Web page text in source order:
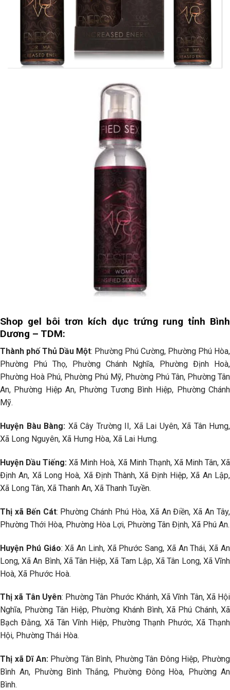
Shop gel bôi trơn kích dục trứng rung tỉnh Bình
Dương – TDM:
Thành phố Thủ Dầu Một: Phường Phú Cường, Phường Phú Hòa,
Phường Phú Thọ, Phường Chánh Nghĩa, Phường Định Hoà,
Phường Hoà Phú, Phường Phú Mỹ, Phường Phú Tân, Phường Tân
An, Phường Hiệp An, Phường Tương Bình Hiệp, Phường Chánh
Mỹ.
Huyện Bàu Bàng: Xã Cây Trường II, Xã Lai Uyên, Xã Tân Hưng,
Xã Long Nguyên, Xã Hưng Hòa, Xã Lai Hưng.
Huyện Dầu Tiếng: Xã Minh Hoà, Xã Minh Thạnh, Xã Minh Tân, Xã
Định An, Xã Long Hoà, Xã Định Thành, Xã Định Hiệp, Xã An Lập,
Xã Long Tân, Xã Thanh An, Xã Thanh Tuyền.
Thị xã Bến Cát: Phường Chánh Phú Hòa, Xã An Điền, Xã An Tây,
Phường Thới Hòa, Phường Hòa Lợi, Phường Tân Định, Xã Phú An.
Huyện Phú Giáo: Xã An Linh, Xã Phước Sang, Xã An Thái, Xã An
Long, Xã An Bình, Xã Tân Hiệp, Xã Tam Lập, Xã Tân Long, Xã Vĩnh
Hoà, Xã Phước Hoà.
Thị xã Tân Uyên: Phường Tân Phước Khánh, Xã Vĩnh Tân, Xã Hội
Nghĩa, Phường Tân Hiệp, Phường Khánh Bình, Xã Phú Chánh, Xã
Bạch Đằng, Xã Tân Vĩnh Hiệp, Phường Thạnh Phước, Xã Thạnh
Hội, Phường Thái Hòa.
Thị xã Dĩ An:Phường Tân Bình, Phường Tân Đông Hiệp, Phường
Bình An, Phường Bình Thắng, Phường Đông Hòa, Phường An
Bình.